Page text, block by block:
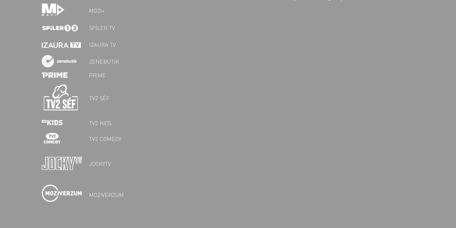
MOZI+
SPÍLER TV
IZAURA TV
ZENEBUTIK
PRIME
TV2 SÉF
TV2 KIDS
TV2 COMEDY
JOCKYTV
MOZIVERZUM